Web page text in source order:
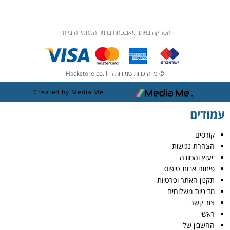
הסליקה באתר מאובטחת ברמה המחמירה ביותר
© כל הזכויות שמורות ל- Hackstore.co.il
Created by Media Me
עמודים
קורסים
הצהרת נגישות
ייעוץ והכוונה
פיתוח אבות טיפוס
תקנון האתר ופרטיות
מדיניות משלוחים
צור קשר
ראשי
החשבון שלי